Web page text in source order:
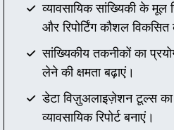
व्यावसायिक सांख्यिकी के मूल
और रिपोर्टिंग कौशल
सांख्यिकीय तकनीकों का
लेने की क्षमता बढ़ाएं।
डेटा विज़ुअलाइज़ेशन टूल्स का
व्यावसायिक रिपोर्ट बनाएं।